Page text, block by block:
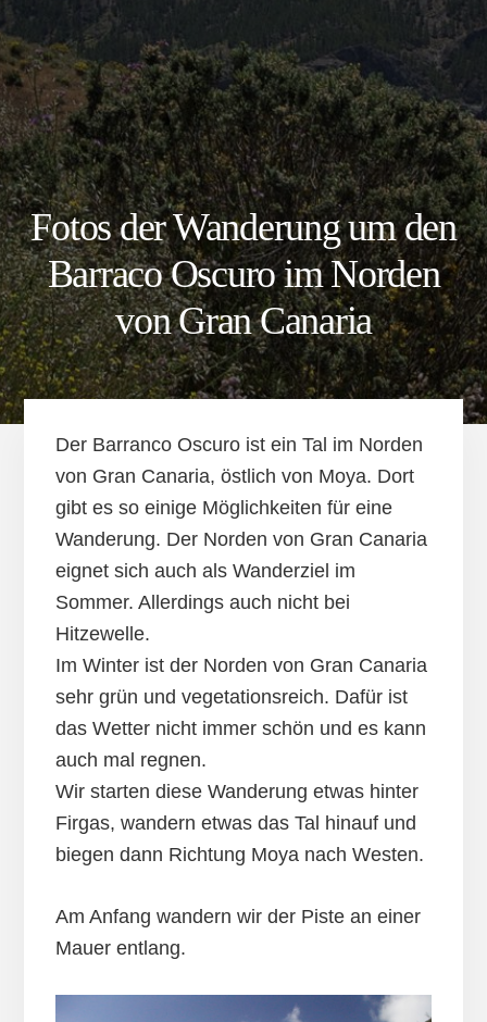
Fotos der Wanderung um den
Barraco Oscuro im Norden
von Gran Canaria
Der Barranco Oscuro ist ein Tal im Norden
von Gran Canaria, östlich von Moya. Dort
gibt es so einige Möglichkeiten für eine
Wanderung. Der Norden von Gran Canaria
eignet sich auch als Wanderziel im
Sommer. Allerdings auch nicht bei
Hitzewelle.
Im Winter ist der Norden von Gran Canaria
sehr grün und vegetationsreich. Dafür ist
das Wetter nicht immer schön und es kann
auch mal regnen.
Wir starten diese Wanderung etwas hinter
Firgas, wandern etwas das Tal hinauf und
biegen dann Richtung Moya nach Westen.
Am Anfang wandern wir der Piste an einer
Mauer entlang.